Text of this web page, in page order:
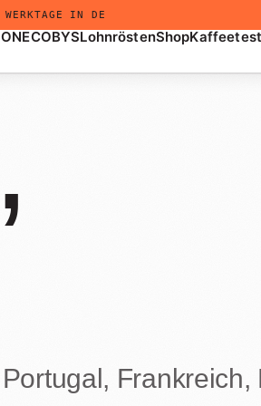
IN DE
COBYSLohnröstenShopKaffeetest